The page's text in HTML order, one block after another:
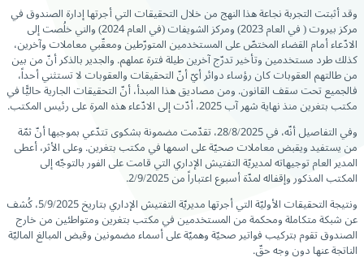
وقد أثبتت التجربة نجاعة هذا النهج من خلال التحقيقات التي أجرتها إدارة الصندوق في
مركز بيروت ( في العام 2023) ومركز الشويفات (في العام 2024) والني خلُصت إلى
الادّعاء أمام القضاء المختصّ على المستخدمين المتورّطين ومعقّبي معاملات وآخرين،
كذلك طرد مستخدمين وتأخير تدرّج آخرين طيلة فترة عملهم. والجدير بالذكر أنّ من بين
من طالتهم العقوبات كان رؤساء دوائر أيّ أنّ التحقيقات والعقوبات لا تستثني أحداً،
فالجميع تحت سقف القانون. ومن مصاديق هذا المبدأ، أنّ التحقيقات الجارية حاليًّا في
مكتب بتغرين منذ نهاية شهر آب 2025، أدّت إلى الادّعاء هذه المرة على رئيس المكتب.
وفي التفاصيل أنّه، في 28/8/2025، تقدّمت مضمونة بشكوى تتدّعي بموجبها أنّ ثمّة
من يستفيد ويقبض معاملات صحيّة على اسمها في مكتب بتغرين. وعلى الأثر، أعطى
المدير العام توجيهاته لمديريّة التفتيش الإداري التي قامت على الفور بالتوجّه إلى
المكتب المذكور وإقفاله لمدّة أسبوع اعتباراً من 2/9/2025.
ونتيجة التحقيقات الأوليّة التي أجرتها مديريّة التفتيش الإداري بتاريخ 5/9/2025، كُشف
عن شبكة متكاملة ومحكمة من المستخدمين في مكتب بتغرين ومتواطئين من خارج
الصندوق تقوم بتركيب فواتير صحيّة وهميّة على أسماء مضمونين وقبض المبالغ الماليّة
الناتجة عنها دون وجه حقّ.